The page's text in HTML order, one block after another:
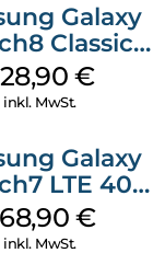
Galaxy
Classic
Black €
inkl. MwSt.
Galaxy
LTE 40
Cream
€
inkl. MwSt.